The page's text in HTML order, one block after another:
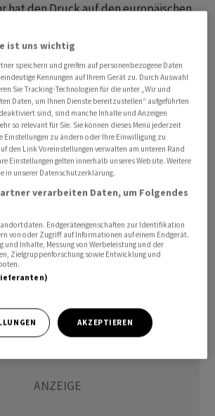
hat den Druck auf den europäischen
die Türkei zählen zu den Ländern, aus
Stahl exportiert wird. Das hängt mit
aber auch staatlicher
Rückkehr von 15 Millionen Tonnen
europäischen Stahlindustrie (Eurofer)
die neue Handelsmassnahme 15
In den vergangen sieben Jahren
Millionen Tonnen Produktion verloren
Eurofer-Generaldirektor Axel Eggert.
ist uns wichtig
speichern und greifen auf personenbezogene Daten
Kennungen auf Ihrem Gerät zu. Durch Auswahl
Sie Tracking-Technologien für die unter „Wir und
Daten, um Ihnen Dienste bereitzustellen“ aufgeführten
sind, sind manche Inhalte und Anzeigen
so relevant für Sie. Sie können dieses Menü jederzeit
Einstellungen zu ändern oder Ihre Einwilligung zu
den Link Voreinstellungen verwalten am unteren Rand
Einstellungen gelten innerhalb unseres Website. Weitere
in unserer Datenschutzerklärung.
verarbeiten Daten, um Folgendes
Endgeräteeigenschaften zur Identifikation
von oder Zugriff auf Informationen auf einem Endgerät.
und Inhalte, Messung von Werbeleistung und der
Zielgruppenforschung sowie Entwicklung und
AKZEPTIEREN